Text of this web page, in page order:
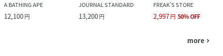
A BATHING APE
12,100円
JOURNAL STANDARD
13,200円
FREAK’S STORE
2,997円 50%OFF
more navigate_next